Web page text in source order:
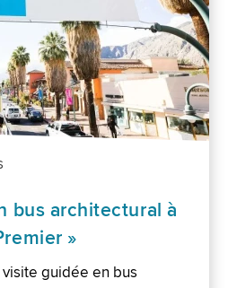
bus architectural à
»
guidée en bus